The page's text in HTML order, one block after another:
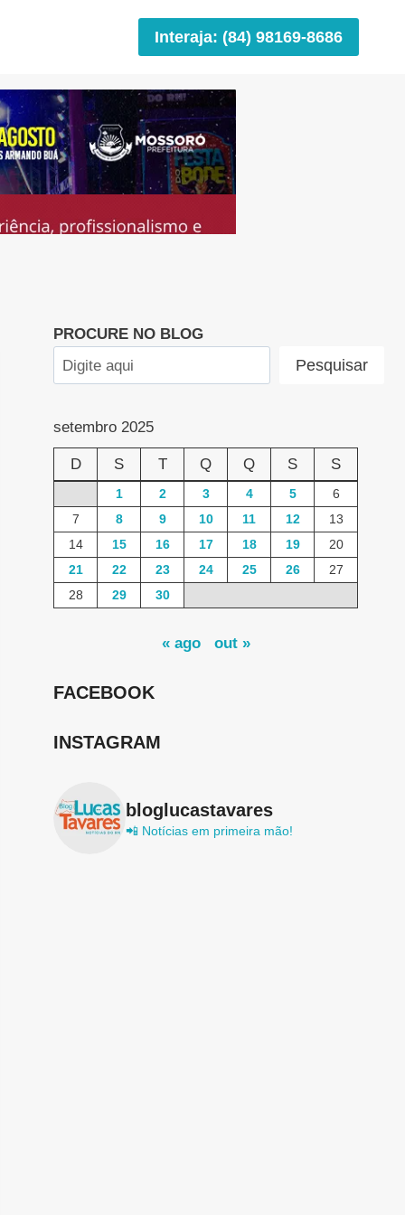
Interaja: (84) 98169-8686
PROCURE NO BLOG
Pesquisar
setembro 2025
D S T Q Q S S
1 2 3 4 5
6
7
8 9 10 11 12
13
14
15 16 17 18 19
20
21
22 23 24 25 26
27
28
29 30
« ago out »
FACEBOOK
INSTAGRAM
bloglucastavares
📲 Notícias em primeira mão!